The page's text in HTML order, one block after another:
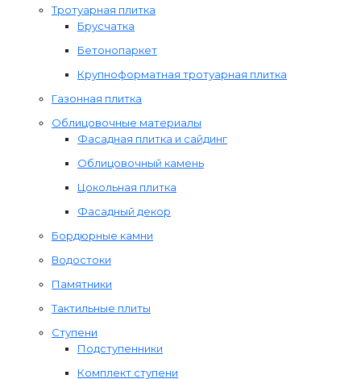
Тротуарная плитка
Брусчатка
Бетонопаркет
Крупноформатная тротуарная плитка
Газонная плитка
Облицовочные материалы
Фасадная плитка и сайдинг
Облицовочный камень
Цокольная плитка
Фасадный декор
Бордюрные камни
Водостоки
Памятники
Тактильные плиты
Ступени
Подступенники
Комплект ступени